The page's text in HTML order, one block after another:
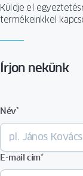
Küldje el
termékeinkkel
Írjon nekünk
Név*
E-mail cím*